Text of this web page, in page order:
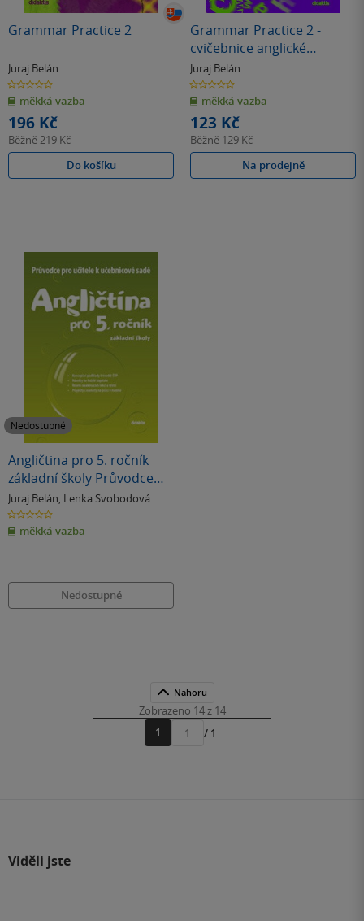
Grammar Practice 2
Juraj Belán
0.0
z
5
hvězdiček
měkká vazba
196 Kč
Běžně219 Kč
Do košíku
Grammar Practice 2 -
cvičebnice anglické
gramatiky
Juraj Belán
0.0
z
5
hvězdiček
měkká vazba
123 Kč
Běžně 129 Kč
Na prodejně
Nedostupné
Angličtina pro 5. ročník
základní školy Průvodce
pro učitele k učebnicové
sadě
Juraj Belán, Lenka Svobodová
0.0
z
5
hvězdiček
měkká vazba
Nedostupné
Nahoru
Zobrazeno 14 z 14
1
Přejít
/ 1
Viděli jste